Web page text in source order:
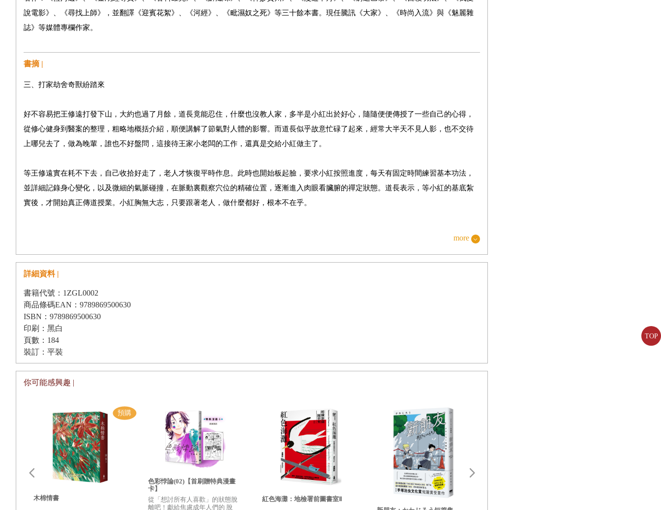
TOP
說電影》、《尋找上師》，並翻譯《迎賓花絮》、《河經》、《毗濕奴之死》等三十餘本書。現任騰訊《大家》、《時尚入流》與《魅麗雜
誌》等媒體專欄作家。
書摘 |
三、打家劫舍奇獸紛踏來
好不容易把王修遠打發下山，大約也過了月餘，道長竟能忍住，什麼也沒教人家，多半是小紅出於好心，隨隨便便傳授了一些自己的心得，
從修心健身到醫案的整理，粗略地概括介紹，順便講解了節氣對人體的影響。而道長似乎故意忙碌了起來，經常大半天不見人影，也不交待
上哪兒去了，做為晚輩，誰也不好盤問，這接待王家小老闆的工作，還真是交給小紅做主了。
等王修遠實在耗不下去，自己收拾好走了，老人才恢復平時作息。此時也開始板起臉，要求小紅按照進度，每天有固定時間練習基本功法，
並詳細記錄身心變化，以及微細的氣脈碰撞，在脈動裏觀察穴位的精確位置，逐漸進入肉眼看臟腑的禪定狀態。道長表示，等小紅的基底紮
實後，才開始真正傳道授業。小紅胸無大志，只要跟著老人，做什麼都好，根本不在乎。
無遮掩，自己也莫名奇妙。
「好傳承都是單傳，我既收了妳，就不會再教別人，妳記著，擔負了傳承的責任，便不可挑挑揀揀，喜歡的一頭栽進去，不喜歡便晾一邊，
這傳承，妳只能增加，卻一絲一毫都不得減少，歷代祖師爺的心血與經驗，必須全記住，一樣也不能少。將來，找到自己的傳人，依序傳下
去。」啊？那要是找不到傳人呢？「等！」不是吧！再找個備胎的，我不靠譜啊！小紅忽然千斤重擔地無法呼吸：「您老人家再找一個吧！
啊？萬不能把這麼好的傳承斷在我手上啊！我看那個王修遠就巴望著做您的徒弟，您要不收下他吧？」孫道長一甩手：「閉嘴！回頭去書房
把案上的醫案看完，沒看完不許出來吃飯。」
屋裏竹藤書桌上，早已備好幾大摞線裝書，新舊夾雜，似乎並沒有按照年份擺放，小紅翻看了幾下，卻發現是內外科分類與區域性病例。字
代代相傳的醫生世家，非常清楚地方上各家族病史，也就能防範於未然，若非遇上天災人禍與流行病，幾乎全是養生之道。
小紅翻到養生用的釀造，眼睛發亮得加快了速度，正津津有味，猛地被拍了一下，聽得道長陌生語氣的大喝：「我剛才說什麼來著？轉頭便
忘，妳學藝再這麼偏食，我可要沒收了當賞罰，管束妳閱讀的次序，妳是希望自己來，還是樣樣都被約束著？」天文、地理、藥草甚至土壤
民風，樣樣都要學。「師父！您老人家太看得起我了，隨便一樣，這輩子都讀不完啊！」孫道長轉頭微笑，沒讓小紅看見：「過兩天，我讓
臘梅師兄給妳開開竅，讀起來就不費勁了。算妳丫頭運氣好，這季節，他該來了。」臘梅師兄？
more
詳細資料 |
書籍代號：1ZGL0002
商品條碼EAN：9789869500630
ISBN：9789869500630
印刷：黑白
頁數：184
裝訂：平裝
你可能感興趣 |
木棉情書
色彩悖論(02)【首刷贈特典漫畫
卡】
從「想討所有人喜歡」的狀態脫
離吧！獻給焦慮成年人們的 脫
紅色海灘：地檢署前圖書室Ⅱ